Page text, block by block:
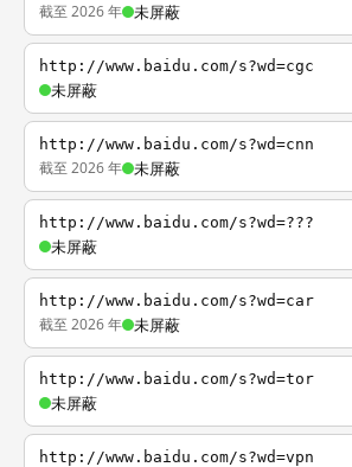
截至 2026 年 未屏蔽
http://www.baidu.com/s?wd=cgc
未屏蔽
http://www.baidu.com/s?wd=cnn
截至 2026 年 未屏蔽
http://www.baidu.com/s?wd=???
未屏蔽
http://www.baidu.com/s?wd=car
截至 2026 年 未屏蔽
http://www.baidu.com/s?wd=tor
未屏蔽
http://www.baidu.com/s?wd=vpn